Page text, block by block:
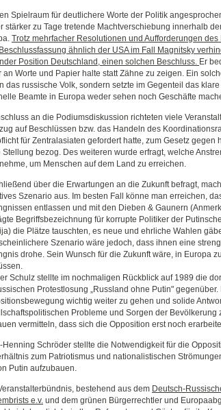
Spielraum für deutlichere Worte der Politik
stärker zu Tage tretende Machtverschiebung innerhalb
Trotz mehrfacher Resolutionen und Aufforderungen
ähnlich der USA im Fall Magnitsky
Position Deutschland, einen solchen Beschluss. Er
an Worte und Papier halte statt Zähne zu zeigen. Ein
das russische Volk, sondern setzte im Gegenteil das
Beamte in Europa weder sehen noch Geschäfte
an die Podiumsdiskussion richteten viele
auf Beschlüssen bzw. das Handeln des
für Zentralasiaten gefordert hatte, zum Gesetz
Stellung bezog. Des weiteren wurde erfragt, welche
um Menschen auf dem Land zu erreichen.
über die Erwartungen an die Zukunft befragt,
Szenario aus. Im besten Fall könne man erreichen,
entlassen und mit den Dieben & Gaunern
Begriffsbezeichnung für korrupte Politiker der
die Plätze tauschten, es neue und ehrliche Wahlen
Szenario wäre jedoch, dass ihnen eine
drohe. Sein Wunsch für die Zukunft wäre, in Europa
Schulz stellte im nochmaligen Rückblick auf 1989 die
Protestlosung „Russland ohne Putin" gegenüber.
wichtig weiter zu gehen und solide
Probleme und Sorgen der Bevölkerung
vermitteln, dass sich die Opposition erst noch
Henning Schröder stellte die Notwendigkeit für die
zum Patriotismus und nationalistischen
Putin aufzubauen.
bestehend aus dem Deutsch-
e.v. und dem grünen Bürgerrechtler und